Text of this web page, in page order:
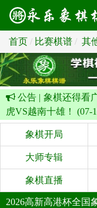
首页 比赛棋谱 其
公告 | 象棋还得看
虎VS越南十雄！ (07-
象棋开局
大师专辑
象棋直播
2026高新高港杯全国